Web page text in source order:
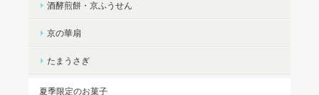
酒酵煎餅・京ふうせん
京の華扇
たまうさぎ
夏季限定のお菓子